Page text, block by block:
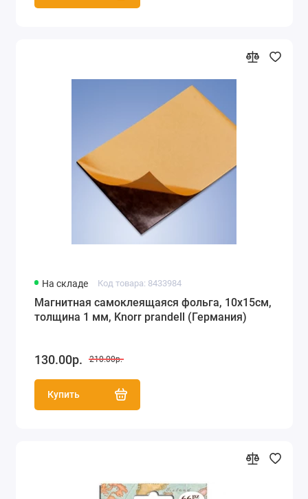
На складе Код товара: 8433984
Магнитная самоклеящаяся фольга, 10х15см,
толщина 1 мм, Knorr prandell (Германия)
130.00р. 210.00р.
Купить